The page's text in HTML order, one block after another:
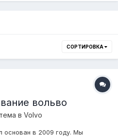
СОРТИРОВКА
вольво
в Volvo
в 2009 году. Мы